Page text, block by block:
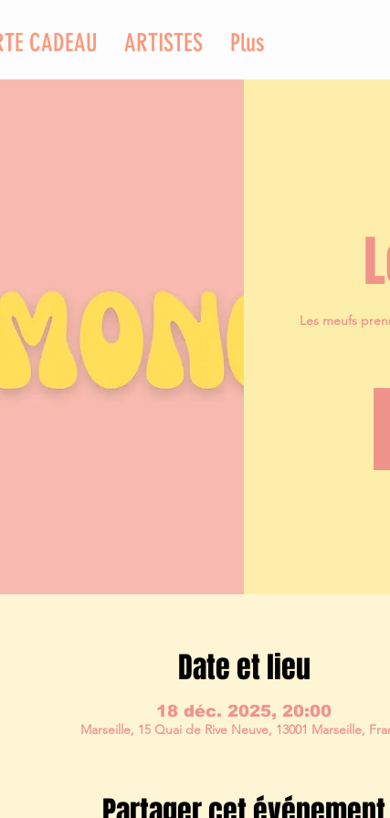
CADEAU ARTISTES Plus
Les meufs
Date et lieu
18 déc. 2025, 20:00
Marseille, 15 Quai de Rive Neuve, 13001 Marseille,